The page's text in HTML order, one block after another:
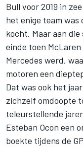
Bull voor 2019 in
het enige team
kocht. Maar aan
einde toen
Mercedes werd,
motoren een
Dat was ook het
zichzelf omdoopte
teleurstellende
Esteban Ocon een
boekte tijdens de